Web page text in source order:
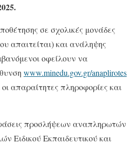
.
σε σχολικές μονάδες
απαιτείται) και ανάληψης
οφείλουν να
www.minedu.gov.gr/anaplirotes
απαραίτητες πληροφορίες και
προσλήψεων αναπληρωτών
Ειδικού Εκπαιδευτικού και